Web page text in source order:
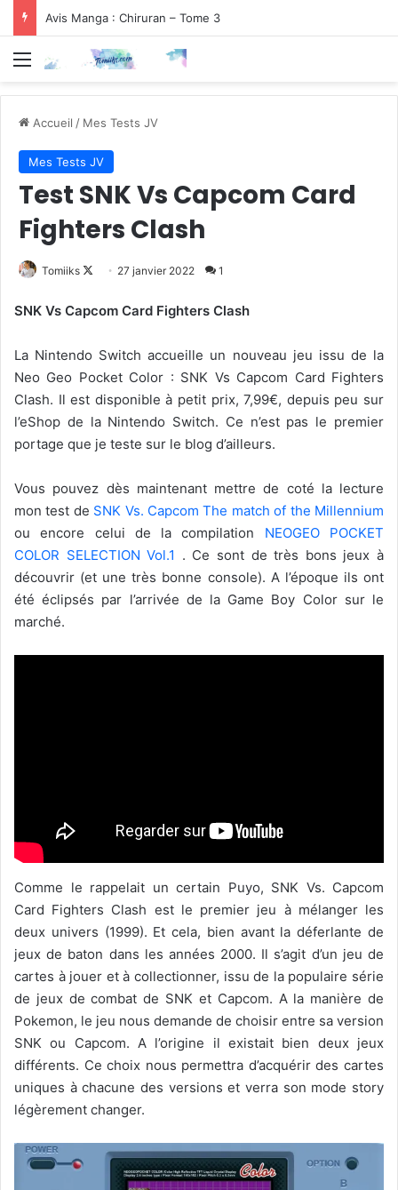
Avis Manga : Chiruran – Tome 3
Menu
Accueil / Mes Tests JV
Mes Tests JV
Test SNK Vs Capcom Card
Fighters Clash
Tomiiks
Follow
X
27 janvier 2022 1
SNK Vs Capcom Card Fighters Clash
La Nintendo Switch accueille un nouveau jeu issu de la
Neo Geo Pocket Color : SNK Vs Capcom Card Fighters
Clash. Il est disponible à petit prix, 7,99€, depuis peu sur
l’eShop de la Nintendo Switch. Ce n’est pas le premier
portage que je teste sur le blog d’ailleurs.
Vous pouvez dès maintenant mettre de coté la lecture
mon test de SNK Vs. Capcom The match of the Millennium
ou encore celui de la compilation NEOGEO POCKET
COLOR SELECTION Vol.1 . Ce sont de très bons jeux à
découvrir (et une très bonne console). A l’époque ils ont
été éclipsés par l’arrivée de la Game Boy Color sur le
marché.
Comme le rappelait un certain Puyo, SNK Vs. Capcom
Card Fighters Clash est le premier jeu à mélanger les
deux univers (1999). Et cela, bien avant la déferlante de
jeux de baton dans les années 2000. Il s’agit d’un jeu de
cartes à jouer et à collectionner, issu de la populaire série
de jeux de combat de SNK et Capcom. A la manière de
Pokemon, le jeu nous demande de choisir entre sa version
SNK ou Capcom. A l’origine il existait bien deux jeux
différents. Ce choix nous permettra d’acquérir des cartes
uniques à chacune des versions et verra son mode story
légèrement changer.